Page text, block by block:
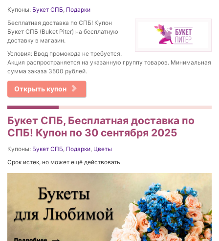
Купоны: Букет СПБ, Подарки
Бесплатная доставка по СПБ! Купон
Букет СПБ (Buket Piter) на бесплатную
доставку в магазин.
Условия: Ввод промокода не требуется.
Акция распространяется на указанную группу товаров. Минимальная
сумма заказа 3500 рублей.
Открыть купон
Букет СПБ, Бесплатная доставка по
СПБ! Купон по 30 сентября 2025
Купоны: Букет СПБ, Подарки, Цветы
Срок истек, но может ещё действовать